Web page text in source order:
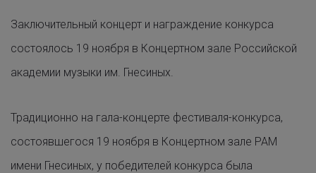
Заключительный концерт и награждение конкурса
состоялось 19 ноября в Концертном зале Российской
академии музыки им. Гнесиных.
Традиционно на гала-концерте фестиваля-конкурса,
состоявшегося 19 ноября в Концертном зале РАМ
имени Гнесиных, у победителей конкурса была